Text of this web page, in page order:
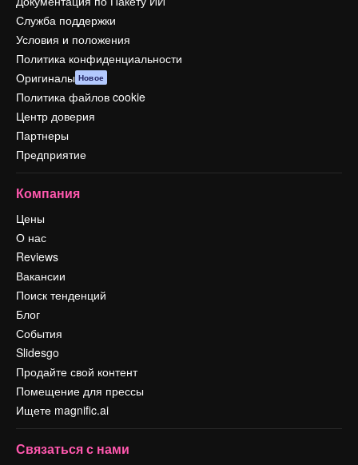
Служба поддержки
Условия и положения
Политика конфиденциальности
Оригиналы Новое
Политика файлов cookie
Центр доверия
Партнеры
Предприятие
Компания
Цены
О нас
Reviews
Вакансии
Поиск тенденций
Блог
События
Slidesgo
Продайте свой контент
Помещение для прессы
Ищете magnific.ai
Связаться с нами